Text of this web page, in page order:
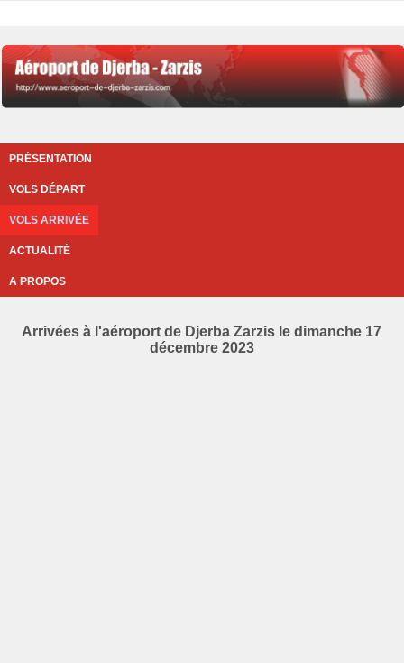
PRÉSENTATION
VOLS DÉPART
VOLS ARRIVÉE
ACTUALITÉ
A PROPOS
Arrivées à l'aéroport de Djerba Zarzis le dimanche 17
décembre 2023